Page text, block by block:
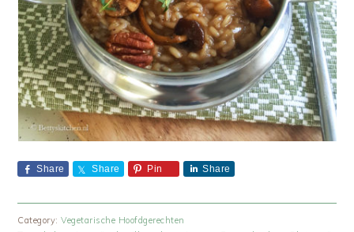
Share Share Pin Share
Category:Vegetarische Hoofdgerechten